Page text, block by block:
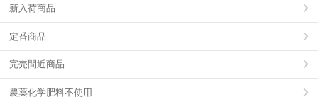
新入荷商品
定番商品
完売間近商品
農薬化学肥料不使用